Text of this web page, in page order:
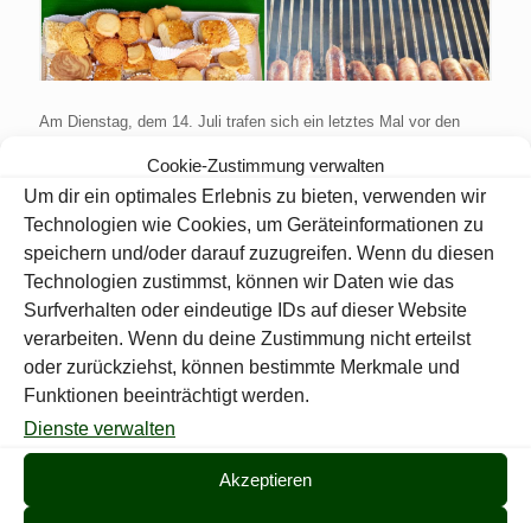
Cookie-Zustimmung verwalten
Um dir ein optimales Erlebnis zu bieten, verwenden wir
Technologien wie Cookies, um Geräteinformationen zu
speichern und/oder darauf zuzugreifen. Wenn du diesen
Technologien zustimmst, können wir Daten wie das
Surfverhalten oder eindeutige IDs auf dieser Website
verarbeiten. Wenn du deine Zustimmung nicht erteilst
oder zurückziehst, können bestimmte Merkmale und
Funktionen beeinträchtigt werden.
Dienste verwalten
Akzeptieren
Am Dienstag, dem 14. Juli trafen sich ein letztes Mal vor den
üßes undwirspieltendraußen Wikingerschach. Trotz
der geltendenCoronamaßnahmen hatten wir auch eine Menge
Wir wünscheneuch eine schöne Ferienzeit!
Die Schützenjugendredaktion